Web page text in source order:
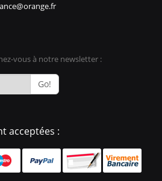
vous à notre newsletter :
Go!
acceptées :